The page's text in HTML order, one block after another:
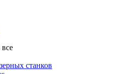
все
станков